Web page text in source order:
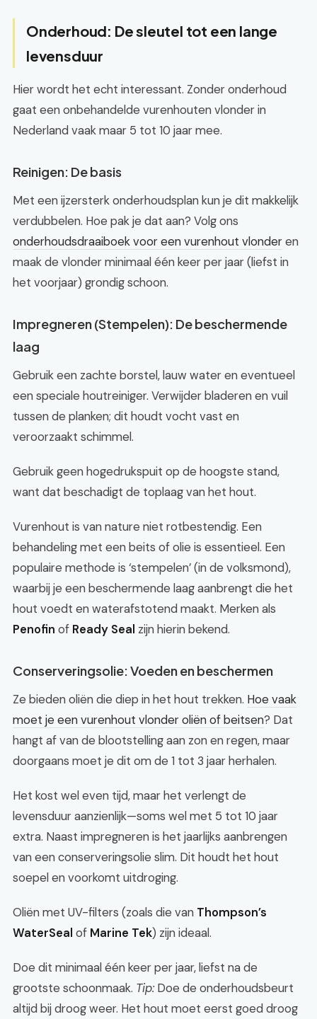
Onderhoud: De sleutel tot een lange
levensduur
Hier wordt het echt interessant. Zonder onderhoud
gaat een onbehandelde vurenhouten vlonder in
Nederland vaak maar 5 tot 10 jaar mee.
Reinigen: De basis
Met een ijzersterk onderhoudsplan kun je dit makkelijk
verdubbelen. Hoe pak je dat aan? Volg ons
onderhoudsdraaiboek voor een vurenhout vlonderen
maak de vlonder minimaal één keer per jaar (liefst in
het voorjaar) grondig schoon.
Impregneren (Stempelen): De beschermende
laag
Gebruik een zachte borstel, lauw water en eventueel
een speciale houtreiniger. Verwijder bladeren en vuil
tussen de planken; dit houdt vocht vast en
veroorzaakt schimmel.
Gebruik geen hogedrukspuit op de hoogste stand,
want dat beschadigt de toplaag van het hout.
Vurenhout is van nature niet rotbestendig. Een
behandeling met een beits of olie is essentieel. Een
populaire methode is ‘stempelen’ (in de volksmond),
waarbij je een beschermende laag aanbrengt die het
hout voedt en waterafstotend maakt. Merken als
Penofin of Ready Seal zijn hierin bekend.
Conserveringsolie: Voeden en beschermen
Ze bieden oliën die diep in het hout trekken. Hoe vaak
moet je een vurenhout vlonder oliën of beitsen? Dat
hangt af van de blootstelling aan zon en regen, maar
doorgaans moet je dit om de 1 tot 3 jaar herhalen.
Het kost wel even tijd, maar het verlengt de
levensduur aanzienlijk—soms wel met 5 tot 10 jaar
extra. Naast impregneren is het jaarlijks aanbrengen
van een conserveringsolie slim. Dit houdt het hout
soepel en voorkomt uitdroging.
Oliën met UV-filters (zoals die van Thompson’s
WaterSeal of Marine Tek) zijn ideaal.
Doe dit minimaal één keer per jaar, liefst na de
grootste schoonmaak. Tip: Doe de onderhoudsbeurt
altijd bij droog weer. Het hout moet eerst goed droog